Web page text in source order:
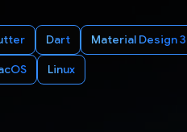
Dart Material Design 3
Linux